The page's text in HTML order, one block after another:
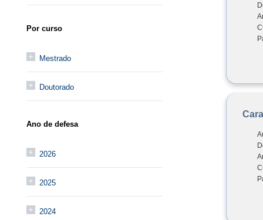
Por curso
Mestrado
Doutorado
Ano de defesa
2026
2025
2024